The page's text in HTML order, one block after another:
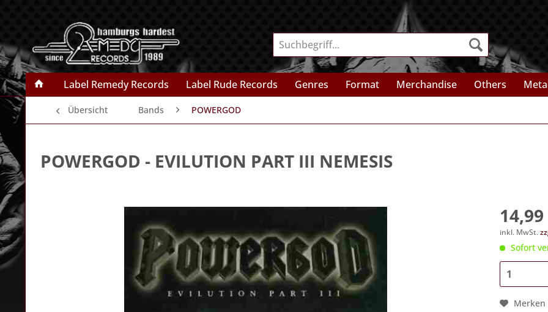
Label Remedy Records Label Rude Records Genres Format Merchandise Others
Übersicht Bands POWERGOD
POWERGOD - EVILUTION PART III NEMESIS
inkl. MwSt.
Sofort
Merken